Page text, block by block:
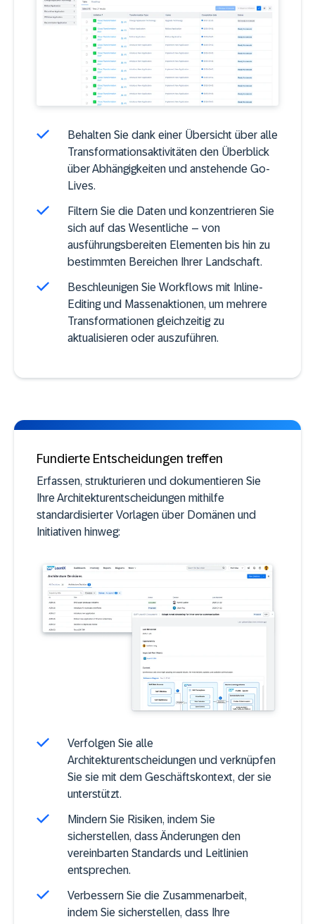
Behalten Sie dank einer Übersicht über alle
Transformationsaktivitäten den Überblick
über Abhängigkeiten und anstehende Go-
Lives.
Filtern Sie die Daten und konzentrieren Sie
sich auf das Wesentliche – von
ausführungsbereiten Elementen bis hin zu
bestimmten Bereichen Ihrer Landschaft.
Beschleunigen Sie Workflows mit Inline-
Editing und Massenaktionen, um mehrere
Transformationen gleichzeitig zu
aktualisieren oder auszuführen.
Fundierte Entscheidungen treffen
Erfassen, strukturieren und dokumentieren Sie
Ihre Architekturentscheidungen mithilfe
standardisierter Vorlagen über Domänen und
Initiativen hinweg:
Verfolgen Sie alle
Architekturentscheidungen und verknüpfen
Sie sie mit dem Geschäftskontext, der sie
unterstützt.
Mindern Sie Risiken, indem Sie
sicherstellen, dass Änderungen den
vereinbarten Standards und Leitlinien
entsprechen.
Verbessern Sie die Zusammenarbeit,
indem Sie sicherstellen, dass Ihre